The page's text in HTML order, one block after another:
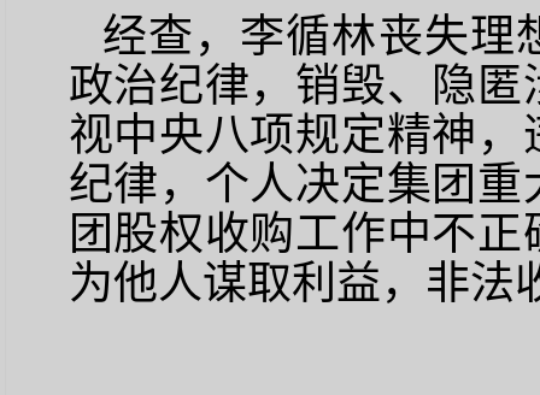
经查，李循林丧失理
政治纪律，销毁、隐
视中央八项规定精神
纪律，个人决定集团
团股权收购工作中不
为他人谋取利益，非法